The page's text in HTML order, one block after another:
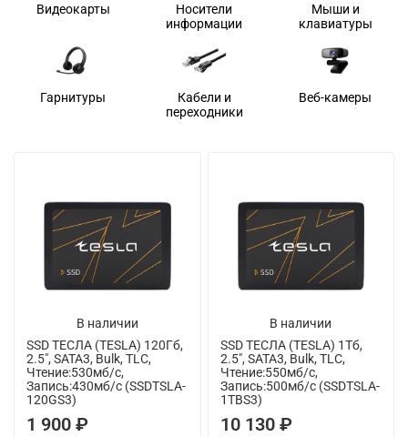
Видеокарты
Носители
информации
Мыши и
клавиатуры
Гарнитуры
Кабели и
переходники
Веб-камеры
В наличии
SSD ТЕСЛА (TESLA) 120Гб,
2.5", SATA3, Bulk, TLC,
Чтение:530мб/с,
Запись:430мб/с (SSDTSLA-
120GS3)
1 900 ₽
В наличии
SSD ТЕСЛА (TESLA) 1Тб,
2.5", SATA3, Bulk, TLC,
Чтение:550мб/с,
Запись:500мб/с (SSDTSLA-
1TBS3)
10 130 ₽